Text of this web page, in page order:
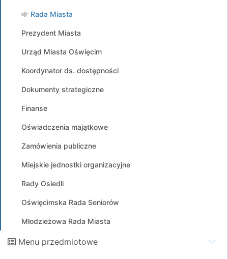
Rada Miasta
Prezydent Miasta
Urząd Miasta Oświęcim
Koordynator ds. dostępności
Dokumenty strategiczne
Finanse
Oświadczenia majątkowe
Zamówienia publiczne
Miejskie jednostki organizacyjne
Rady Osiedli
Oświęcimska Rada Seniorów
Młodzieżowa Rada Miasta
Menu przedmiotowe